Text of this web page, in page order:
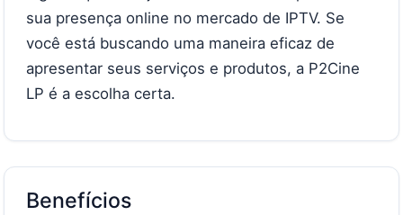
sua presença online no mercado de IPTV. Se
você está buscando uma maneira eficaz de
apresentar seus serviços e produtos, a P2Cine
LP é a escolha certa.
Benefícios